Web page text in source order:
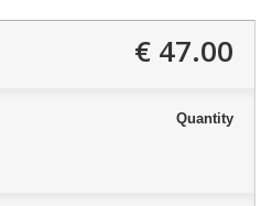
47.00 €
Quantity